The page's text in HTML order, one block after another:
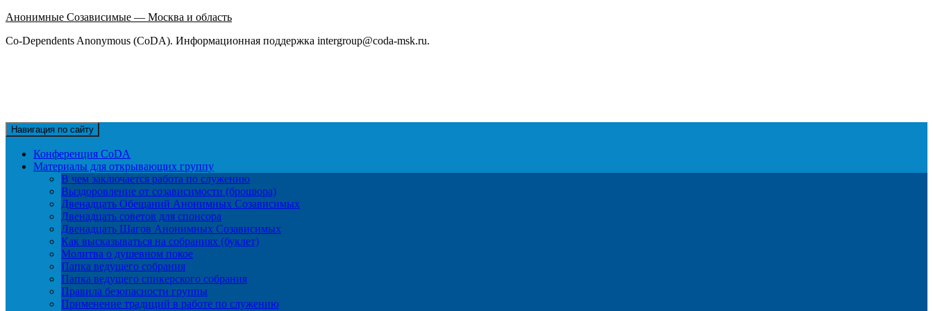
Анонимные Созависимые — Москва и область
Co-Dependents Anonymous (CoDA). Информационная поддержка intergroup@coda-msk.ru.
Навигация по сайту
Конференция CoDA
Материалы для открывающих группу
В чем заключается работа по служению
Выздоровление от созависимости (брошюра)
Двенадцать Обещаний Анонимных Созависимых
Двенадцать советов для спонсора
Двенадцать Шагов Анонимных Созависимых
Как высказываться на собраниях (буклет)
Молитва о душевном покое
Папка ведущего собрания
Папка ведущего спикерского собрания
Правила безопасности группы
Применение традиций в работе по служению